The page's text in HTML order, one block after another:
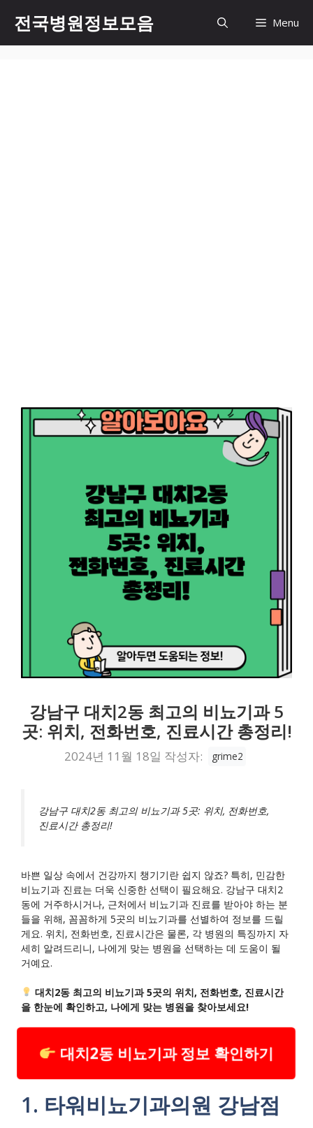
츠
전국병원정보모음 Menu
강남구 대치2동 최고의 비뇨기과 5
곳: 위치, 전화번호, 진료시간 총정리!
2024년 11월 18일 작성자: grime2
강남구 대치2동 최고의 비뇨기과 5곳: 위치, 전화번호,
진료시간 총정리!
바쁜 일상 속에서 건강까지 챙기기란 쉽지 않죠? 특히, 민감한
비뇨기과 진료는 더욱 신중한 선택이 필요해요. 강남구 대치2
동에 거주하시거나, 근처에서 비뇨기과 진료를 받아야 하는 분
들을 위해, 꼼꼼하게 5곳의 비뇨기과를 선별하여 정보를 드릴
게요. 위치, 전화번호, 진료시간은 물론, 각 병원의 특징까지 자
세히 알려드리니, 나에게 맞는 병원을 선택하는 데 도움이 될
거예요.
대치2동 최고의 비뇨기과 5곳의 위치, 전화번호, 진료시간
을 한눈에 확인하고, 나에게 맞는 병원을 찾아보세요!
대치2동 비뇨기과 정보 확인하기
1. 타워비뇨기과의원 강남점